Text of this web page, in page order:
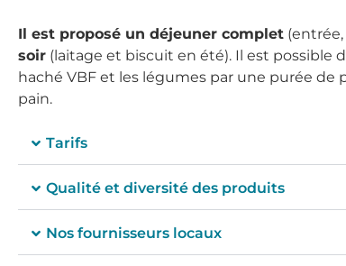
Il est proposé un déjeuner complet
soir (laitage et biscuit en été). Il est
haché VBF et les légumes par une purée de
pain.
Tarifs
Qualité et diversité des produits
Nos fournisseurs locaux